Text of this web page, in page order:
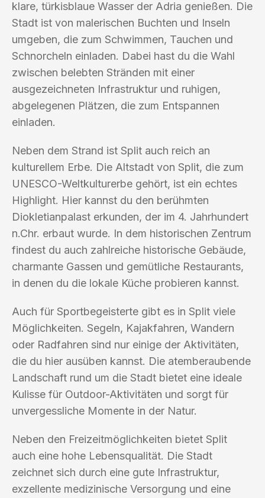
klare, türkisblaue Wasser der Adria genießen. Die
Stadt ist von malerischen Buchten und Inseln
umgeben, die zum Schwimmen, Tauchen und
Schnorcheln einladen. Dabei hast du die Wahl
zwischen belebten Stränden mit einer
ausgezeichneten Infrastruktur und ruhigen,
abgelegenen Plätzen, die zum Entspannen
einladen.
Neben dem Strand ist Split auch reich an
kulturellem Erbe. Die Altstadt von Split, die zum
UNESCO-Weltkulturerbe gehört, ist ein echtes
Highlight. Hier kannst du den berühmten
Diokletianpalast erkunden, der im 4. Jahrhundert
n.Chr. erbaut wurde. In dem historischen Zentrum
findest du auch zahlreiche historische Gebäude,
charmante Gassen und gemütliche Restaurants,
in denen du die lokale Küche probieren kannst.
Auch für Sportbegeisterte gibt es in Split viele
Möglichkeiten. Segeln, Kajakfahren, Wandern
oder Radfahren sind nur einige der Aktivitäten,
die du hier ausüben kannst. Die atemberaubende
Landschaft rund um die Stadt bietet eine ideale
Kulisse für Outdoor-Aktivitäten und sorgt für
unvergessliche Momente in der Natur.
Neben den Freizeitmöglichkeiten bietet Split
auch eine hohe Lebensqualität. Die Stadt
zeichnet sich durch eine gute Infrastruktur,
exzellente medizinische Versorgung und eine